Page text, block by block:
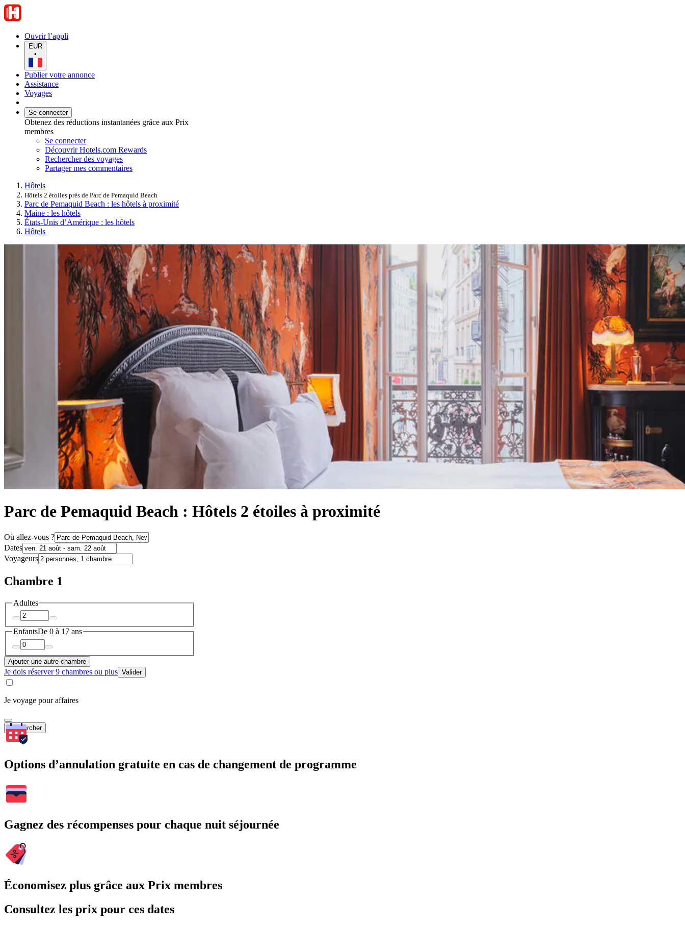
Ouvrir l’appli
EUR
•
Publier votre annonce
Assistance
Voyages
Se connecter
Obtenez des réductions instantanées grâce aux Prix
membres
Se connecter
Découvrir Hotels.com Rewards
Rechercher des voyages
Partager mes commentaires
Hôtels
Hôtels 2 étoiles près de Parc de Pemaquid Beach
Parc de Pemaquid Beach : les hôtels à proximité
Maine : les hôtels
États-Unis d’Amérique : les hôtels
Hôtels
Parc de Pemaquid Beach : Hôtels 2 étoiles à proximité
Où allez-vous ?
Dates
Voyageurs
Chambre 1
Adultes
EnfantsDe 0 à 17 ans
Ajouter une autre chambre
Je dois réserver 9 chambres ou plus Valider
Je voyage pour affaires
Rechercher
Options d’annulation gratuite en cas de changement de programme
Gagnez des récompenses pour chaque nuit séjournée
Économisez plus grâce aux Prix membres
Consultez les prix pour ces dates